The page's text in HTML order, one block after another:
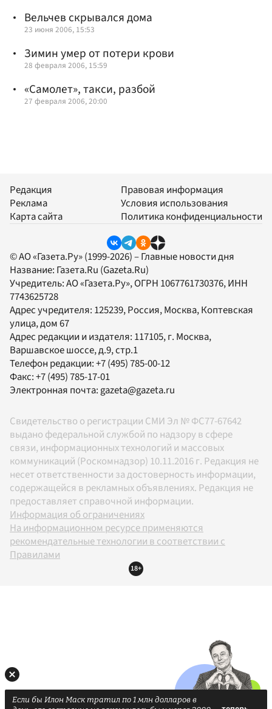
Вельчев скрывался дома
23 июня 2006, 15:53
Зимин умер от потери крови
28 февраля 2006, 15:59
«Самолет», такси, разбой
27 февраля 2006, 20:00
Редакция
Реклама
Карта сайта
Правовая информация
Условия использования
Политика конфиденциальности
© АО «Газета.Ру» (1999-2026) – Главные новости дня
Название: Газета.Ru (Gazeta.Ru)
Учредитель:АО «Газета.Ру», ОГРН 1067761730376, ИНН
7743625728
Адрес учредителя: 125239, Россия, Москва, Коптевская
улица, дом 67
Адрес редакции и издателя: 117105, г. Москва,
Варшавское шоссе, д.9, стр.1
Телефон редакции:+7 (495) 785-00-12
Факс:+7 (495) 785-17-01
Электронная почта:gazeta@gazeta.ru
Свидетельство о регистрации СМИ Эл № ФС77-67642
выдано федеральной службой по надзору в сфере
связи, информационных технологий и массовых
коммуникаций (Роскомнадзор) 10.11.2016 г. Редакция не
несет ответственности за достоверность информации,
содержащейся в рекламных объявлениях. Редакция не
предоставляет справочной информации.
Информация об ограничениях
На информационном ресурсе применяются
рекомендательные технологии в соответствии с
Правилами
18+
Если бы Илон Маск тратил по 1 млн долларов в